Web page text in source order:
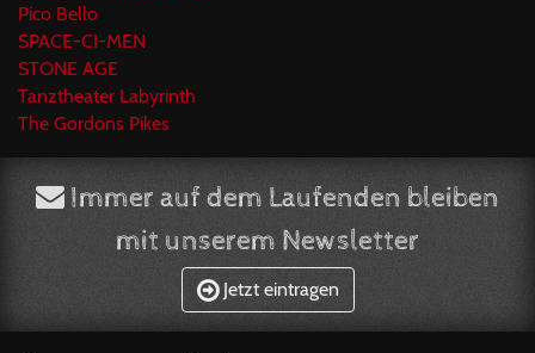
Pico Bello
SPACE-CI-MEN
STONE AGE
Tanztheater Labyrinth
The Gordons Pikes
Immer auf dem Laufenden bleiben
mit unserem Newsletter
Jetzt eintragen